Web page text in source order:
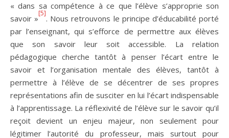
« dans sa compétence à ce que l’élève s’approprie son
savoir »
[5]
. Nous retrouvons le principe d’éducabilité porté
par l’enseignant, qui s’efforce de permettre aux élèves
que son savoir leur soit accessible. La relation
pédagogique cherche tantôt à penser l’écart entre le
savoir et l’organisation mentale des élèves, tantôt à
permettre à l’élève de se décentrer de ses propres
représentations afin de susciter en lui l’écart indispensable
à l’apprentissage. La réflexivité de l’élève sur le savoir qu’il
reçoit devient un enjeu majeur, non seulement pour
légitimer l’autorité du professeur, mais surtout pour